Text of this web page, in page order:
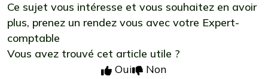
Ce sujet vous intéresse et vous souhaitez en avoir
plus, prenez un rendez vous avec votre Expert-
comptable
Vous avez trouvé cet article utile ?
Oui
Non